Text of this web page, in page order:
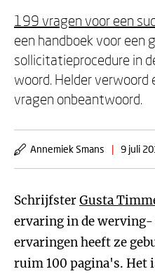
199 vragen voor een
een handboek voor een
sollicitatieprocedure in
woord. Helder
vragen onbeantwoord.
Annemiek Smans | 9 juli
SchrijfsterGusta
ervaring in de werving-
ervaringen heeft ze
ruim 100 pagina's. Het